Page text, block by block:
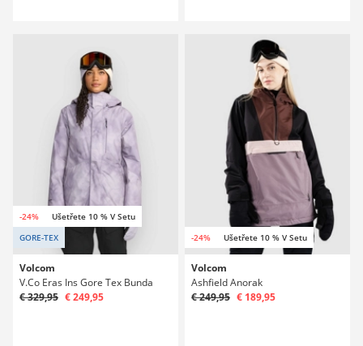
-24%
Ušetřete 10 % V Setu
GORE-TEX
Volcom
V.Co Eras Ins Gore Tex Bunda
€ 329,95 € 249,95
-24% Ušetřete 10 % V Setu
Volcom
Ashfield Anorak
€ 249,95 € 189,95